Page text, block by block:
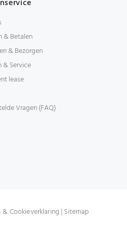
& Betalen
& Bezorgen
& Service
lease
Vragen (FAQ)
& Cookieverklaring | Sitemap